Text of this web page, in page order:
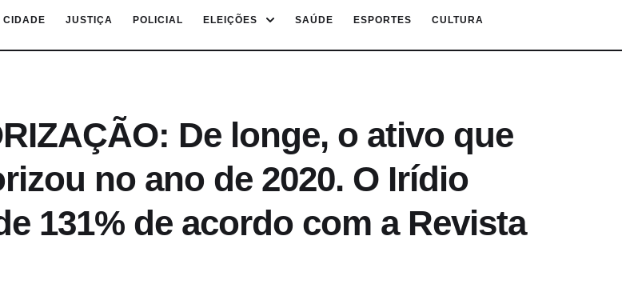
CIDADE JUSTIÇA POLICIAL ELEIÇÕES SAÚDE ESPORTES CULTURA
De longe, o ativo que
no ano de 2020. O Irídio
131% de acordo com a Revista